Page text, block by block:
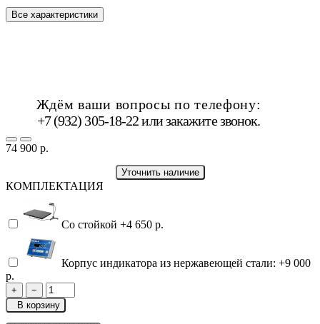
Все характеристики
Ждём ваши вопросы по телефону:
+7 (932) 305-18-22 илизакажите звонок.
74 900 р.
Уточнить наличие
КОМПЛЕКТАЦИЯ
Со стойкой +4 650 р.
Корпус индикатора из нержавеющей стали: +9 000
р.
+
−
В корзину